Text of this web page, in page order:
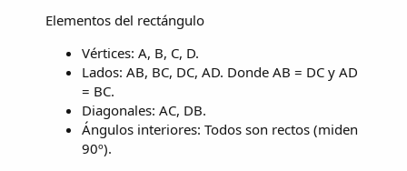
Elementos del rectángulo
Vértices: A, B, C, D.
Lados: AB, BC, DC, AD. Donde AB = DC y AD
= BC.
Diagonales: AC, DB.
Ángulos interiores: Todos son rectos (miden
90º).